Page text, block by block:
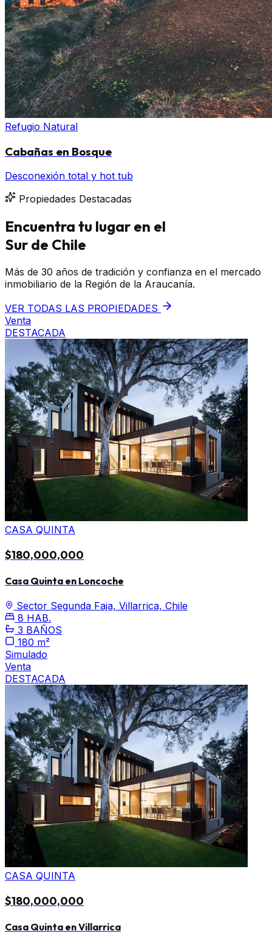
Refugio Natural
Cabañas en Bosque
Desconexión total y hot tub
Propiedades Destacadas
Encuentra tu lugar en el
Sur de Chile
Más de 30 años de tradición y confianza en el mercado
inmobiliario de la Región de la Araucanía.
VER TODAS LAS PROPIEDADES
Venta
DESTACADA
CASA QUINTA
$180,000,000
Casa Quinta en Loncoche
Sector Segunda Faja, Villarrica, Chile
8 HAB.
3 BAÑOS
180 m²
Simulado
Venta
DESTACADA
CASA QUINTA
$180,000,000
Casa Quinta en Villarrica